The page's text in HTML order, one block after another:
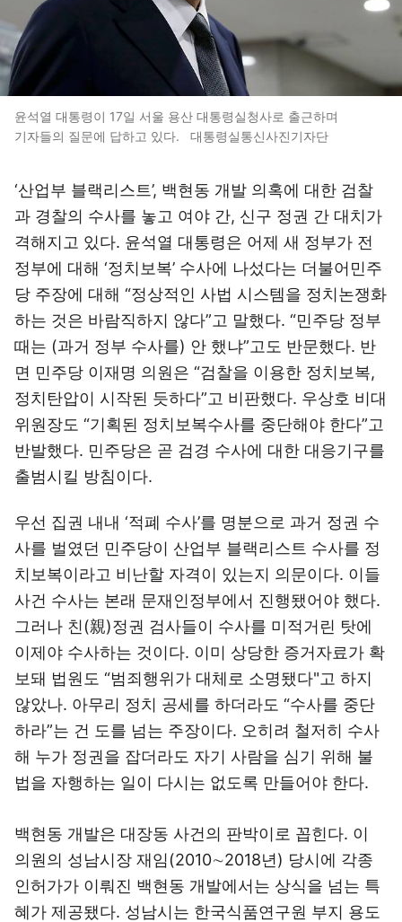
윤석열 대통령이 17일 서울 용산 대통령실청사로 출근하며
기자들의 질문에 답하고 있다. 대통령실통신사진기자단
‘산업부 블랙리스트’, 백현동 개발 의혹에 대한 검찰
과 경찰의 수사를 놓고 여야 간, 신구 정권 간 대치가
격해지고 있다. 윤석열 대통령은 어제 새 정부가 전
정부에 대해 ‘정치보복’ 수사에 나섰다는 더불어민주
당 주장에 대해 “정상적인 사법 시스템을 정치논쟁화
하는 것은 바람직하지 않다”고 말했다. “민주당 정부
때는 (과거 정부 수사를) 안 했냐”고도 반문했다. 반
면 민주당 이재명 의원은 “검찰을 이용한 정치보복,
정치탄압이 시작된 듯하다”고 비판했다. 우상호 비대
위원장도 “기획된 정치보복수사를 중단해야 한다”고
반발했다. 민주당은 곧 검경 수사에 대한 대응기구를
출범시킬 방침이다.
우선 집권 내내 ‘적폐 수사’를 명분으로 과거 정권 수
사를 벌였던 민주당이 산업부 블랙리스트 수사를 정
치보복이라고 비난할 자격이 있는지 의문이다. 이들
사건 수사는 본래 문재인정부에서 진행됐어야 했다.
그러나 친(親)정권 검사들이 수사를 미적거린 탓에
이제야 수사하는 것이다. 이미 상당한 증거자료가 확
보돼 법원도 “범죄행위가 대체로 소명됐다"고 하지
않았나. 아무리 정치 공세를 하더라도 “수사를 중단
하라”는 건 도를 넘는 주장이다. 오히려 철저히 수사
해 누가 정권을 잡더라도 자기 사람을 심기 위해 불
법을 자행하는 일이 다시는 없도록 만들어야 한다.
백현동 개발은 대장동 사건의 판박이로 꼽힌다. 이
의원의 성남시장 재임(2010∼2018년) 당시에 각종
인허가가 이뤄진 백현동 개발에서는 상식을 넘는 특
혜가 제공됐다. 성남시는 한국식품연구원 부지 용도